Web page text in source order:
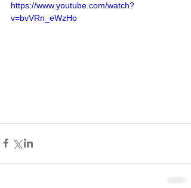
https://www.youtube.com/watch?
v=bvVRn_eWzHo